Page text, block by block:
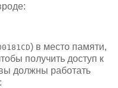
) в место памяти,
получить доступ к
должны работать
: